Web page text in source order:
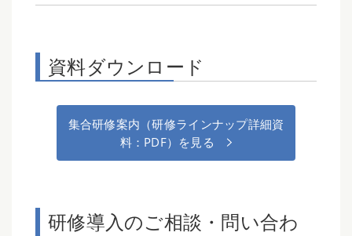
資料ダウンロード
集合研修案内（研修ラインナップ詳細資
料：PDF）を見る
研修導入のご相談・問い合わ